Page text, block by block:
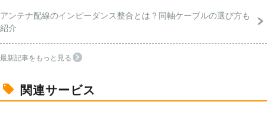
アンテナ配線のインピーダンス整合とは？同軸ケーブルの選び方も
紹介
最新記事をもっと見る
関連サービス